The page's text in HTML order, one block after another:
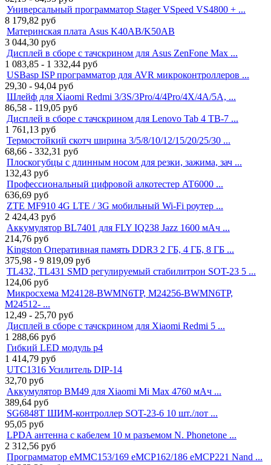
Универсальный программатор Stager VSpeed VS4800 + ...
8 179,82 руб
Материнская плата Asus K40AB/K50AB
3 044,30 руб
Дисплей в сборе с тачскрином для Asus ZenFone Max ...
1 083,85 - 1 332,44 руб
USBasp ISP программатор для AVR микроконтроллеров ...
29,30 - 94,04 руб
Шлейф для Xiaomi Redmi 3/3S/3Pro/4/4Pro/4X/4A/5A, ...
86,58 - 119,05 руб
Дисплей в сборе с тачскрином для Lenovo Tab 4 TB-7 ...
1 761,13 руб
Термостойкий скотч ширина 3/5/8/10/12/15/20/25/30 ...
68,66 - 332,31 руб
Плоскогубцы с длинным носом для резки, зажима, зач ...
132,43 руб
Профессиональный цифровой алкотестер AT6000 ...
636,69 руб
ZTE MF910 4G LTE / 3G мобильный Wi-Fi роутер ...
2 424,43 руб
Аккумулятор BL7401 для FLY IQ238 Jazz 1600 мАч ...
214,76 руб
Kingston Оперативная память DDR3 2 ГБ, 4 ГБ, 8 ГБ ...
375,98 - 9 819,09 руб
TL432, TL431 SMD регулируемый стабилитрон SOT-23 5 ...
124,06 руб
Микросхема M24128-BWMN6TP, M24256-BWMN6TP,
M24512- ...
12,49 - 25,70 руб
Дисплей в сборе с тачскрином для Xiaomi Redmi 5 ...
1 288,66 руб
Гибкий LED модуль p4
1 414,79 руб
UTC1316 Усилитель DIP-14
32,70 руб
Аккумулятор BM49 для Xiaomi Mi Max 4760 мАч ...
389,64 руб
SG6848T ШИМ-контроллер SOT-23-6 10 шт./лот ...
95,05 руб
LPDA антенна с кабелем 10 м разъемом N. Phonetone ...
2 312,56 руб
Программатор eMMC153/169 eMCP162/186 eMCP221 Nand ...